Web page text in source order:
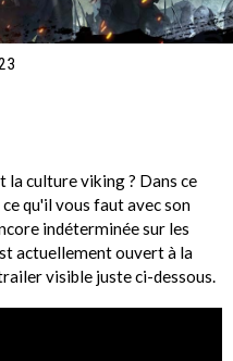
la culture viking ? Dans ce
qu'il vous faut avec son
indéterminée sur les
actuellement ouvert à la
visible juste ci-dessous.